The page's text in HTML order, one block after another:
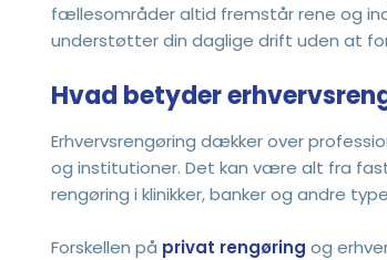
fællesområder altid fremstår rene og
understøtter din daglige drift uden at
Hvad betyder
Erhvervsrengøring dækker over
og institutioner. Det kan være alt fra
rengøring i klinikker, banker og andre
Forskellen på privat rengøring og